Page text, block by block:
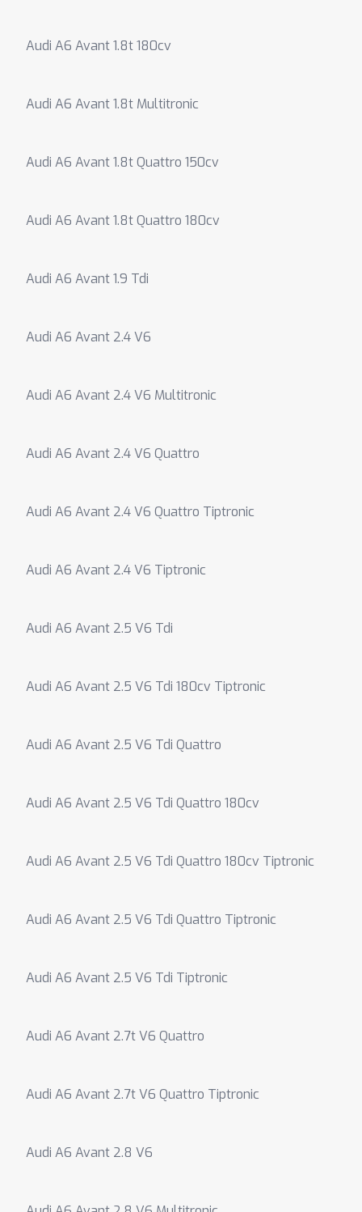
Audi A6 Avant 1.8t 180cv
Audi A6 Avant 1.8t Multitronic
Audi A6 Avant 1.8t Quattro 150cv
Audi A6 Avant 1.8t Quattro 180cv
Audi A6 Avant 1.9 Tdi
Audi A6 Avant 2.4 V6
Audi A6 Avant 2.4 V6 Multitronic
Audi A6 Avant 2.4 V6 Quattro
Audi A6 Avant 2.4 V6 Quattro Tiptronic
Audi A6 Avant 2.4 V6 Tiptronic
Audi A6 Avant 2.5 V6 Tdi
Audi A6 Avant 2.5 V6 Tdi 180cv Tiptronic
Audi A6 Avant 2.5 V6 Tdi Quattro
Audi A6 Avant 2.5 V6 Tdi Quattro 180cv
Audi A6 Avant 2.5 V6 Tdi Quattro 180cv Tiptronic
Audi A6 Avant 2.5 V6 Tdi Quattro Tiptronic
Audi A6 Avant 2.5 V6 Tdi Tiptronic
Audi A6 Avant 2.7t V6 Quattro
Audi A6 Avant 2.7t V6 Quattro Tiptronic
Audi A6 Avant 2.8 V6